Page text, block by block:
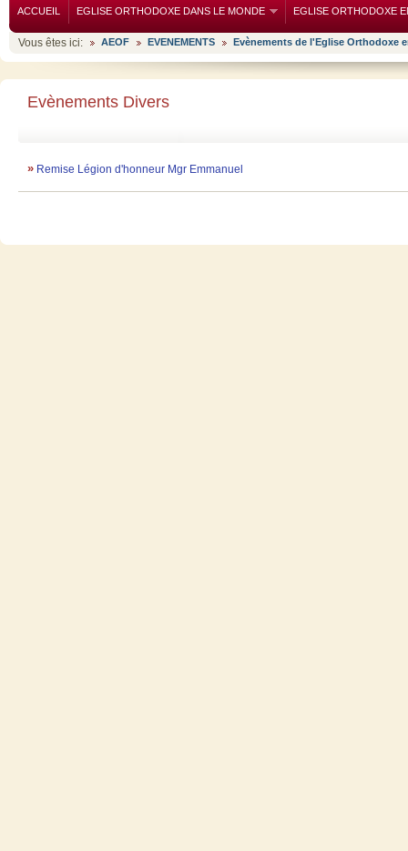
ACCUEIL EGLISE ORTHODOXE DANS LE MONDE EGLISE ORTHODOXE
Vous êtes ici: AEOF EVENEMENTS Evènements de l'Eglise Orthodoxe
Evènements Divers
» Remise Légion d'honneur Mgr Emmanuel